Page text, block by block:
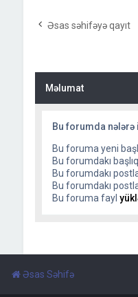
Əsas səhifəyə qayıt
Məlumat
Bu forumda
Bu foruma yeni
Bu forumdakı
Bu forumdakı
Bu forumdakı
Bu foruma fayl
Əsas Səhifə